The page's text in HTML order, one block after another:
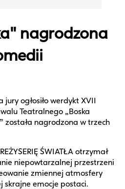
nagrodzona
jury ogłosiło werdykt XVII
Teatralnego „Boska
została nagrodzona w trzech
ŚWIATŁA otrzymał
niepowtarzalnej przestrzeni
zmiennej atmosfery
skrajne emocje postaci.